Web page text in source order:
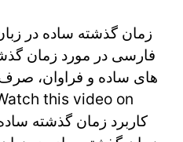
زمان گذشته ساده در
فارسی در مورد زمان
های ساده و فراوان،